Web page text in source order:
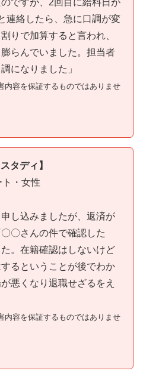
連絡したら、急に口調が変
りで加算すると言われ、
らんでいました。担当者
になりました」
容を保証するものではありませ
タディ】
・女性
し込みましたが、返済が
〇さんの件で確認した
。在籍確認はしないけど
るということが後でわか
悪くなり退職せざるをえ
容を保証するものではありませ